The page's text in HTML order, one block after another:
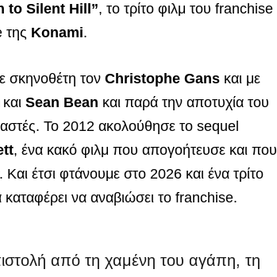
to Silent Hill”, το τρίτο φιλμ του franchise
της Konami.
σκηνοθέτη τον Christophe Gans και με
και Sean Bean και παρά την αποτυχία του
Το 2012 ακολούθησε το sequel
, ένα κακό φιλμ που απογοήτευσε και που
έτσι φτάνουμε στο 2026 και ένα τρίτο
να αναβιώσει το franchise.
από τη χαμένη του αγάπη, τη